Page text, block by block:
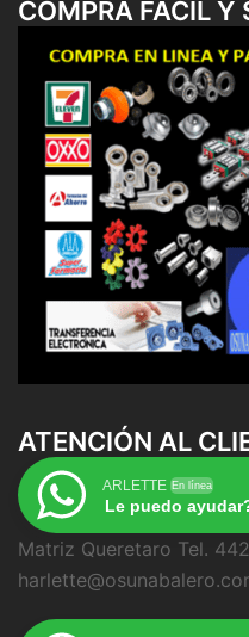
COMPRA FÁCIL Y
ATENCIÓN AL
ARLETTE En línea
Le puedo
Matriz Queretaro